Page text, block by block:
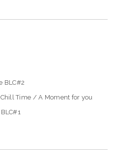
BLC#2
Time / A Moment for you